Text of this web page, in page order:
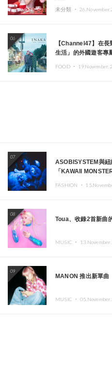
未分類 ・
06
【Channel47】在
生活」的外國遊客專
FOOD ・
07
ASOBISYSTEM與
「KAWAII
FASHION ・
08
Toua、收錄2首新曲
MUSIC ・
09
MANON 推出新單曲
MUSIC ・